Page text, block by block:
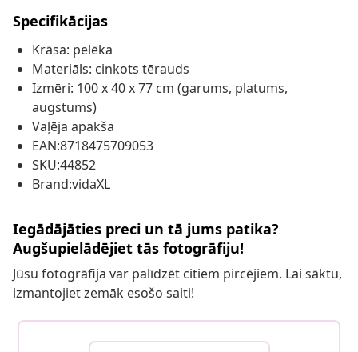
Specifikācijas
Krāsa: pelēka
Materiāls: cinkots tērauds
Izmēri: 100 x 40 x 77 cm (garums, platums,
augstums)
Vaļēja apakša
EAN:8718475709053
SKU:44852
Brand:vidaXL
Iegādājāties preci un tā jums patika?
Augšupielādējiet tās fotogrāfiju!
Jūsu fotogrāfija var palīdzēt citiem pircējiem. Lai sāktu,
izmantojiet zemāk esošo saiti!